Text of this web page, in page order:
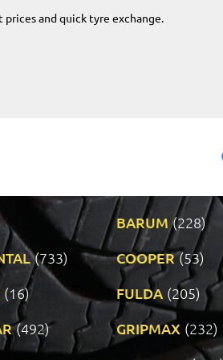
and quick tyre exchange.
BARUM (228)
(733) COOPER (53)
(16) FULDA (205)
(492) GRIPMAX (232)